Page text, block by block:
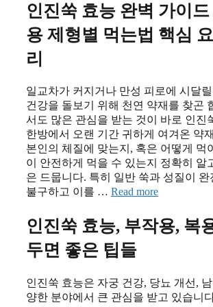
인진쑥 효능 완벽 가이
용 제형별 먹는법 핵심
리
일교차가 커지거나 만성 피로에 시달릴
건강을 돌보기 위해 천연 약재를 찾곤
서도 많은 관심을 받는 것이 바로 인진
한방에서 오랜 기간 귀하게 여겨온 약
본인의 체질에 맞는지, 혹은 어떻게 먹
이 안전하게 먹을 수 있는지 정확히 알
은 드뭅니다. 특히 일반 쑥과 성질이 완
불구하고 이를 … Read more
인진쑥 효능, 부작용, 복
두면 좋은 팁들
인진쑥 효능은 자궁 건강, 당뇨 개선,
양한 분야에서 큰 관심을 받고 있습니